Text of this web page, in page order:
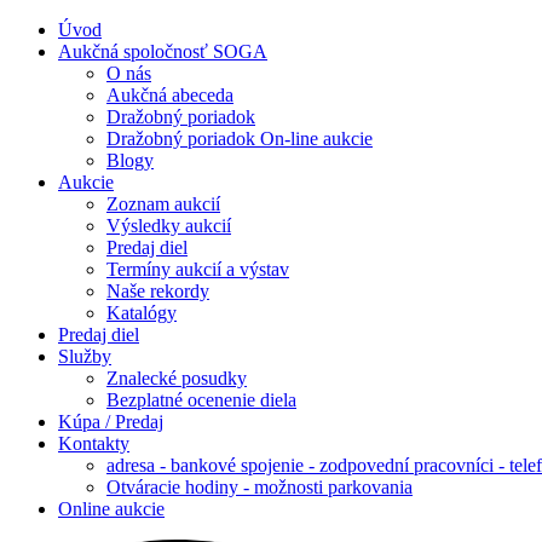
Úvod
Aukčná spoločnosť SOGA
O nás
Aukčná abeceda
Dražobný poriadok
Dražobný poriadok On-line aukcie
Blogy
Aukcie
Zoznam aukcií
Výsledky aukcií
Predaj diel
Termíny aukcií a výstav
Naše rekordy
Katalógy
Predaj diel
Služby
Znalecké posudky
Bezplatné ocenenie diela
Kúpa / Predaj
Kontakty
adresa - bankové spojenie - zodpovední pracovníci -
Otváracie hodiny - možnosti parkovania
Online aukcie